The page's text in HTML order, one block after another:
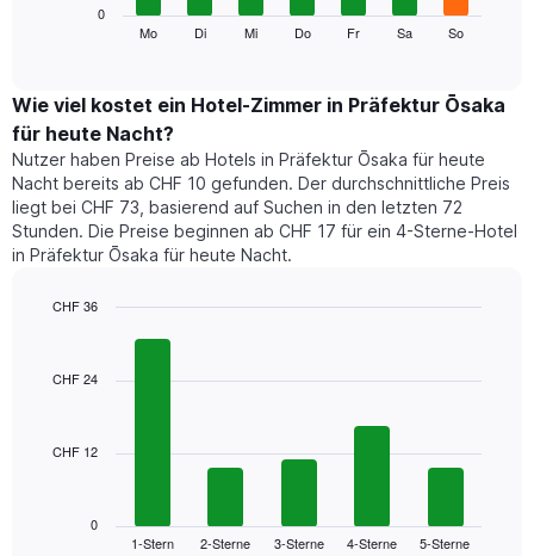
Monate
hat
1
Y-
Achse,
die
den
durchschnittlichen
Zimmerpreis
den
durchschnittlichen
Preis
eines
Zimmers
für
den
jeweiligen
Das
die
Mo Di Mi Do Fr Sa So
0
Wie viel kostet ein Hotel-Zimmer in Präfektur Ōsaka
für heute Nacht?
Nutzer haben Preise ab Hotels in Präfektur Ōsaka für heute
Nacht bereits ab CHF 10 gefunden. Der durchschnittliche Preis
liegt bei CHF 73, basierend auf Suchen in den letzten 72
Stunden. Die Preise beginnen ab CHF 17 für ein 4-Sterne-Hotel
in Präfektur Ōsaka für heute Nacht.
with
Das
1-Stern 2-Sterne 3-Sterne 4-Sterne 5-Sterne
0
CHF 12
CHF 24
CHF 36